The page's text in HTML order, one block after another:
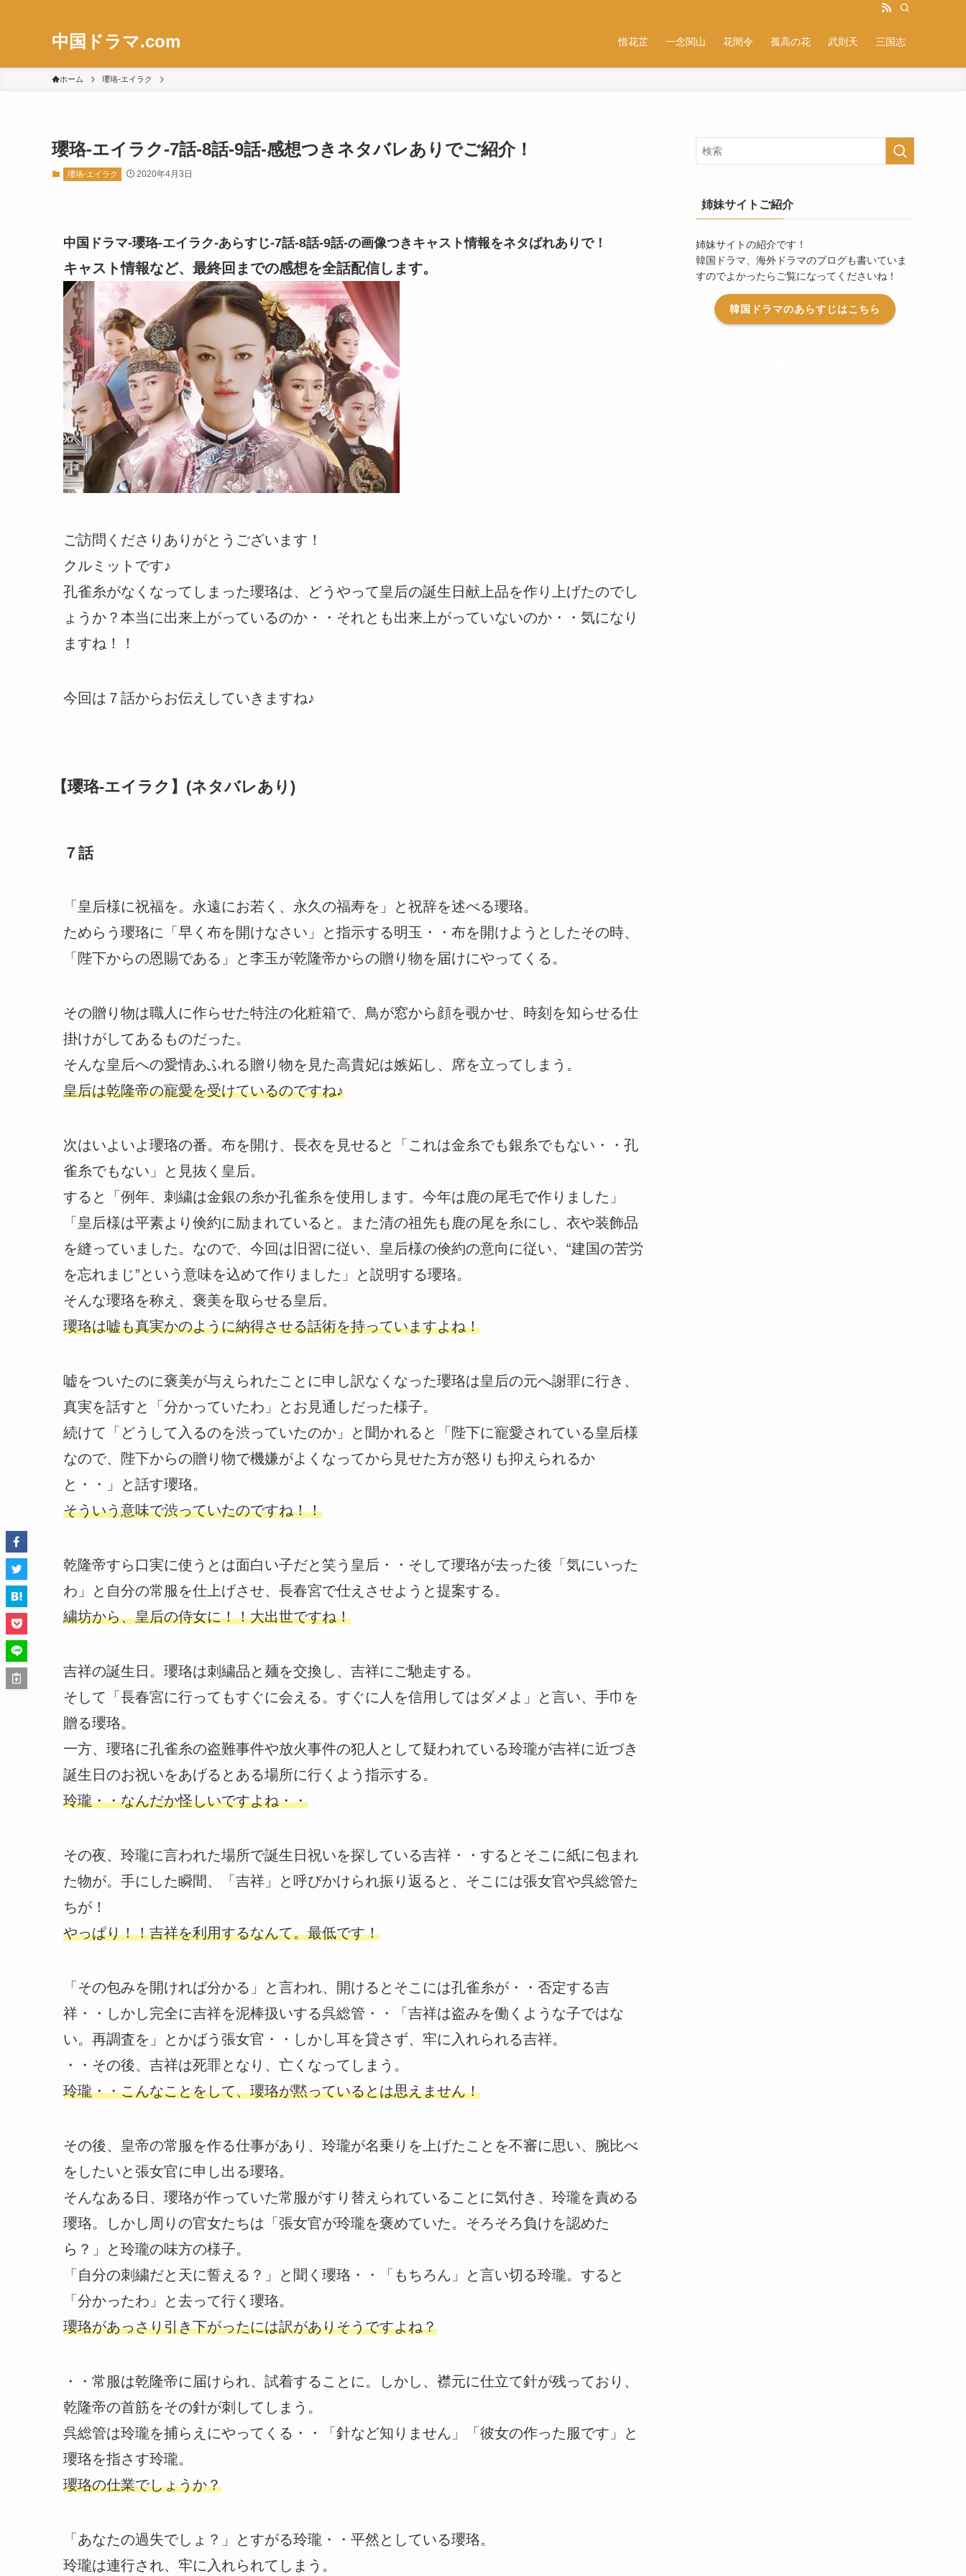
中国ドラマ.com 惜花芷 一念関山 花間令 孤高の花 武則天 三国志
ホーム 瓔珞-エイラク
瓔珞-エイラク-7話-8話-9話-感想つきネタバレありでご紹介！
瓔珞-エイラク 2020年4月3日
中国ドラマ-瓔珞-エイラク-あらすじ-7話-8話-9話-の画像つきキャスト情報をネタばれありで！
キャスト情報など、最終回までの感想を全話配信します。
ご訪問くださりありがとうございます！
クルミットです♪
孔雀糸がなくなってしまった瓔珞は、どうやって皇后の誕生日献上品を作り上げたのでし
ょうか？本当に出来上がっているのか・・それとも出来上がっていないのか・・気になり
ますね！！
今回は７話からお伝えしていきますね♪
【瓔珞-エイラク】(ネタバレあり)
７話
「皇后様に祝福を。永遠にお若く、永久の福寿を」と祝辞を述べる瓔珞。
ためらう瓔珞に「早く布を開けなさい」と指示する明玉・・布を開けようとしたその時、
「陛下からの恩賜である」と李玉が乾隆帝からの贈り物を届けにやってくる。
その贈り物は職人に作らせた特注の化粧箱で、鳥が窓から顔を覗かせ、時刻を知らせる仕
掛けがしてあるものだった。
そんな皇后への愛情あふれる贈り物を見た高貴妃は嫉妬し、席を立ってしまう。
皇后は乾隆帝の寵愛を受けているのですね♪
次はいよいよ瓔珞の番。布を開け、長衣を見せると「これは金糸でも銀糸でもない・・孔
雀糸でもない」と見抜く皇后。
すると「例年、刺繍は金銀の糸か孔雀糸を使用します。今年は鹿の尾毛で作りました」
「皇后様は平素より倹約に励まれていると。また清の祖先も鹿の尾を糸にし、衣や装飾品
を縫っていました。なので、今回は旧習に従い、皇后様の倹約の意向に従い、“建国の苦労
を忘れまじ”という意味を込めて作りました」と説明する瓔珞。
そんな瓔珞を称え、褒美を取らせる皇后。
瓔珞は嘘も真実かのように納得させる話術を持っていますよね！
嘘をついたのに褒美が与えられたことに申し訳なくなった瓔珞は皇后の元へ謝罪に行き、
真実を話すと「分かっていたわ」とお見通しだった様子。
続けて「どうして入るのを渋っていたのか」と聞かれると「陛下に寵愛されている皇后様
なので、陛下からの贈り物で機嫌がよくなってから見せた方が怒りも抑えられるか
と・・」と話す瓔珞。
そういう意味で渋っていたのですね！！
乾隆帝すら口実に使うとは面白い子だと笑う皇后・・そして瓔珞が去った後「気にいった
わ」と自分の常服を仕上げさせ、長春宮で仕えさせようと提案する。
繍坊から、皇后の侍女に！！大出世ですね！
吉祥の誕生日。瓔珞は刺繍品と麺を交換し、吉祥にご馳走する。
そして「長春宮に行ってもすぐに会える。すぐに人を信用してはダメよ」と言い、手巾を
贈る瓔珞。
一方、瓔珞に孔雀糸の盗難事件や放火事件の犯人として疑われている玲瓏が吉祥に近づき
誕生日のお祝いをあげるとある場所に行くよう指示する。
玲瓏・・なんだか怪しいですよね・・
その夜、玲瓏に言われた場所で誕生日祝いを探している吉祥・・するとそこに紙に包まれ
た物が。手にした瞬間、「吉祥」と呼びかけられ振り返ると、そこには張女官や呉総管た
ちが！
やっぱり！！吉祥を利用するなんて。最低です！
「その包みを開ければ分かる」と言われ、開けるとそこには孔雀糸が・・否定する吉
祥・・しかし完全に吉祥を泥棒扱いする呉総管・・「吉祥は盗みを働くような子ではな
い。再調査を」とかばう張女官・・しかし耳を貸さず、牢に入れられる吉祥。
・・その後、吉祥は死罪となり、亡くなってしまう。
玲瓏・・こんなことをして、瓔珞が黙っているとは思えません！
その後、皇帝の常服を作る仕事があり、玲瓏が名乗りを上げたことを不審に思い、腕比べ
をしたいと張女官に申し出る瓔珞。
そんなある日、瓔珞が作っていた常服がすり替えられていることに気付き、玲瓏を責める
瓔珞。しかし周りの官女たちは「張女官が玲瓏を褒めていた。そろそろ負けを認めた
ら？」と玲瓏の味方の様子。
「自分の刺繍だと天に誓える？」と聞く瓔珞・・「もちろん」と言い切る玲瓏。すると
「分かったわ」と去って行く瓔珞。
瓔珞があっさり引き下がったには訳がありそうですよね？
・・常服は乾隆帝に届けられ、試着することに。しかし、襟元に仕立て針が残っており、
乾隆帝の首筋をその針が刺してしまう。
呉総管は玲瓏を捕らえにやってくる・・「針など知りません」「彼女の作った服です」と
瓔珞を指さす玲瓏。
瓔珞の仕業でしょうか？
「あなたの過失でしょ？」とすがる玲瓏・・平然としている瓔珞。
玲瓏は連行され、牢に入れられてしまう。
姉妹サイトご紹介
姉妹サイトの紹介です！
韓国ドラマ、海外ドラマのブログも書いていま
すのでよかったらご覧になってくださいね！
韓国ドラマのあらすじはこちら